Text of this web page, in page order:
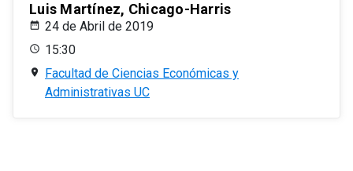
Luis Martínez, Chicago-Harris
24 de Abril de 2019
15:30
Facultad de Ciencias Económicas y
Administrativas UC